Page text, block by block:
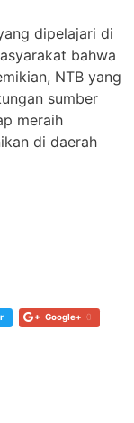
dipelajari di
bahwa
NTB yang
sumber
meraih
di daerah
Google+ 0